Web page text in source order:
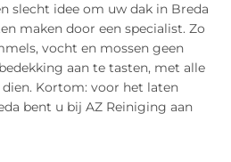
slecht idee om uw dak in Breda
maken door een specialist. Zo
vocht en mossen geen
aan te tasten, met alle
Kortom: voor het laten
bent u bij AZ Reiniging aan